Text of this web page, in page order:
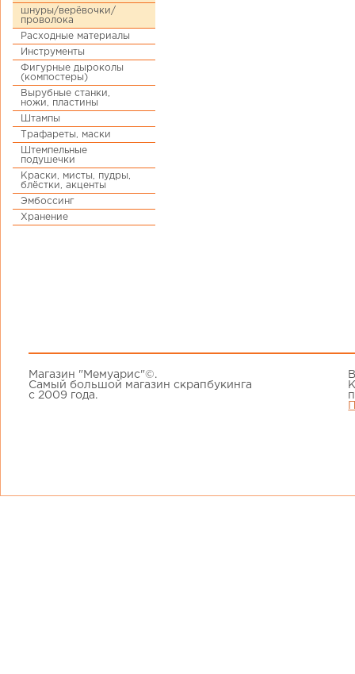
шнуры/верёвочки/
проволока
Расходные материалы
Инструменты
Фигурные дыроколы
(компостеры)
Вырубные станки,
ножи, пластины
Штампы
Трафареты, маски
Штемпельные
подушечки
Краски, мисты, пудры,
блёстки, акценты
Эмбоссинг
Хранение
Магазин "Мемуарис"©.
Самый большой магазин скрапбукинга
с 2009 года.